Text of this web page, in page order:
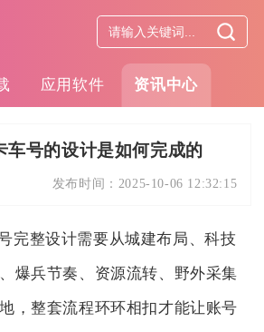
应用软件 资讯中心
车号的设计是如何完成的
发布时间： 2025-10-06 12:32:15
完整设计需要从城建布局、科技
爆兵节奏、资源流转、野外采集
，整套流程环环相扣才能让账号